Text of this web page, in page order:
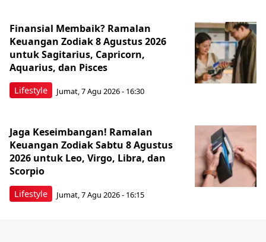
Lifestyle
Finansial Membaik? Ramalan
Keuangan Zodiak 8 Agustus 2026
untuk Sagitarius, Capricorn,
Aquarius, dan Pisces
Jumat, 7 Agu 2026 - 16:30
Lifestyle
Jaga Keseimbangan! Ramalan
Keuangan Zodiak Sabtu 8 Agustus
2026 untuk Leo, Virgo, Libra, dan
Scorpio
Jumat, 7 Agu 2026 - 16:15